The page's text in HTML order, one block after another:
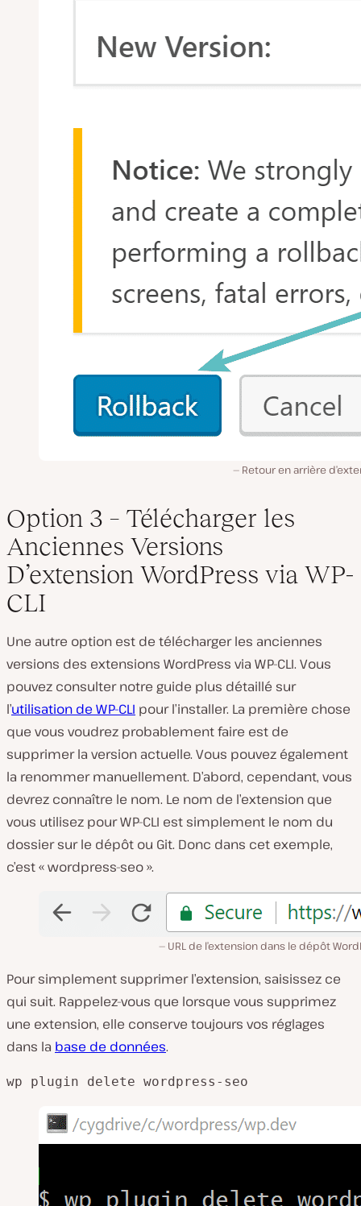
Retour en arrière
Option 3 – Télécharger les
Anciennes Versions
D’extension WordPress via WP-
CLI
Une autre option est de télécharger les anciennes
versions des extensions WordPress via WP-CLI. Vous
pouvez consulter notre guide plus détaillé sur
l’utilisation de WP-CLI pour l’installer. La première chose
que vous voudrez probablement faire est de
supprimer la version actuelle. Vous pouvez également
la renommer manuellement. D’abord, cependant, vous
devrez connaître le nom. Le nom de l’extension que
vous utilisez pour WP-CLI est simplement le nom du
dossier sur le dépôt ou Git. Donc dans cet exemple,
c’est « wordpress-seo ».
URL de l’extension dans le dépôt
Pour simplement supprimer l’extension, saisissez ce
qui suit. Rappelez-vous que lorsque vous supprimez
une extension, elle conserve toujours vos réglages
dans la base de données.
wp plugin delete wordpress-seo